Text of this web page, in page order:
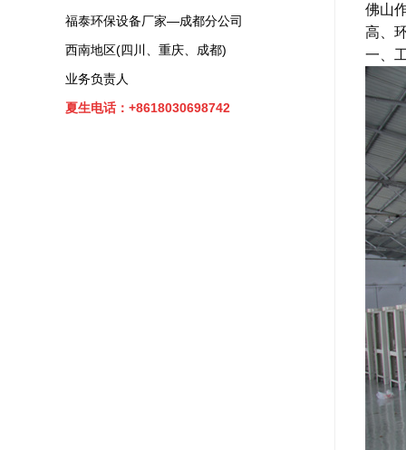
佛山
高、
一、
福泰环保设备厂家—成都分公司
西南地区(四川、重庆、成都)
业务负责人
夏生电话：+8618030698742